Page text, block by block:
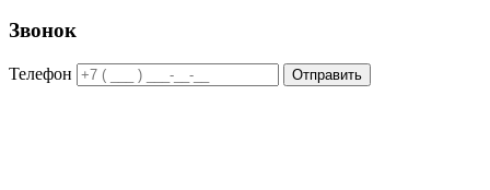
Звонок
Телефон Отправить